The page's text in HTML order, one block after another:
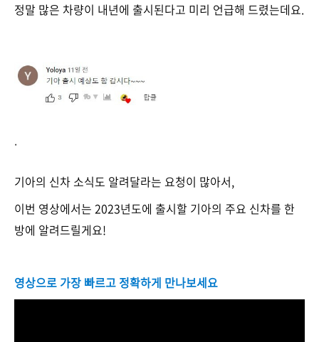
정말 많은 차량이 내년에 출시된다고 미리 언급해 드렸는데요.
.
기아의 신차 소식도 알려달라는 요청이 많아서,
이번 영상에서는 2023년도에 출시할 기아의 주요 신차를 한
방에 알려드릴게요!
영상으로 가장 빠르고 정확하게 만나보세요